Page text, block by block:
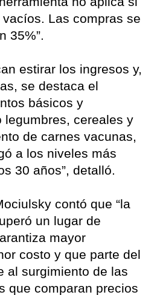
Las compras se
35%”.
estirar los ingresos y,
se destaca el
básicos y
legumbres, cereales y
de carnes vacunas,
a los niveles más
30 años”, detalló.
contó que “la
un lugar de
mayor
costo y que parte del
al surgimiento de las
que comparan precios